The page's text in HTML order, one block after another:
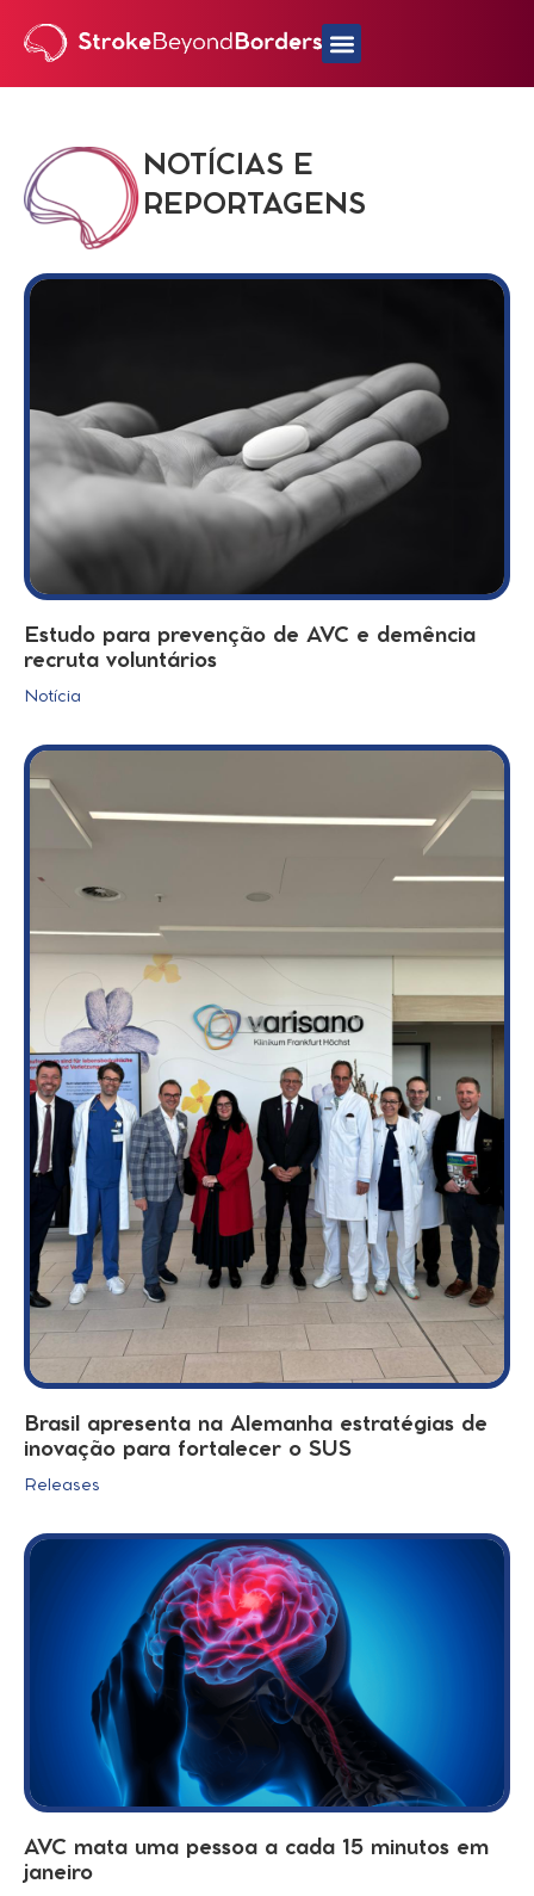
NOTÍCIAS E
REPORTAGENS
Estudo para prevenção de AVC e demência
recruta voluntários
Notícia
Brasil apresenta na Alemanha estratégias de
inovação para fortalecer o SUS
Releases
AVC mata uma pessoa a cada 15 minutos em
janeiro